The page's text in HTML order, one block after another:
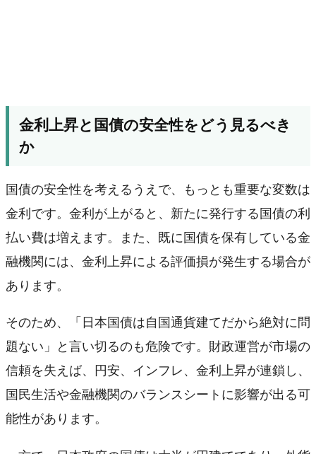
金利上昇と国債の安全性をどう見るべき
か
国債の安全性を考えるうえで、もっとも重要な変数は
金利です。金利が上がると、新たに発行する国債の利
払い費は増えます。また、既に国債を保有している金
融機関には、金利上昇による評価損が発生する場合が
あります。
そのため、「日本国債は自国通貨建てだから絶対に問
題ない」と言い切るのも危険です。財政運営が市場の
信頼を失えば、円安、インフレ、金利上昇が連鎖し、
国民生活や金融機関のバランスシートに影響が出る可
能性があります。